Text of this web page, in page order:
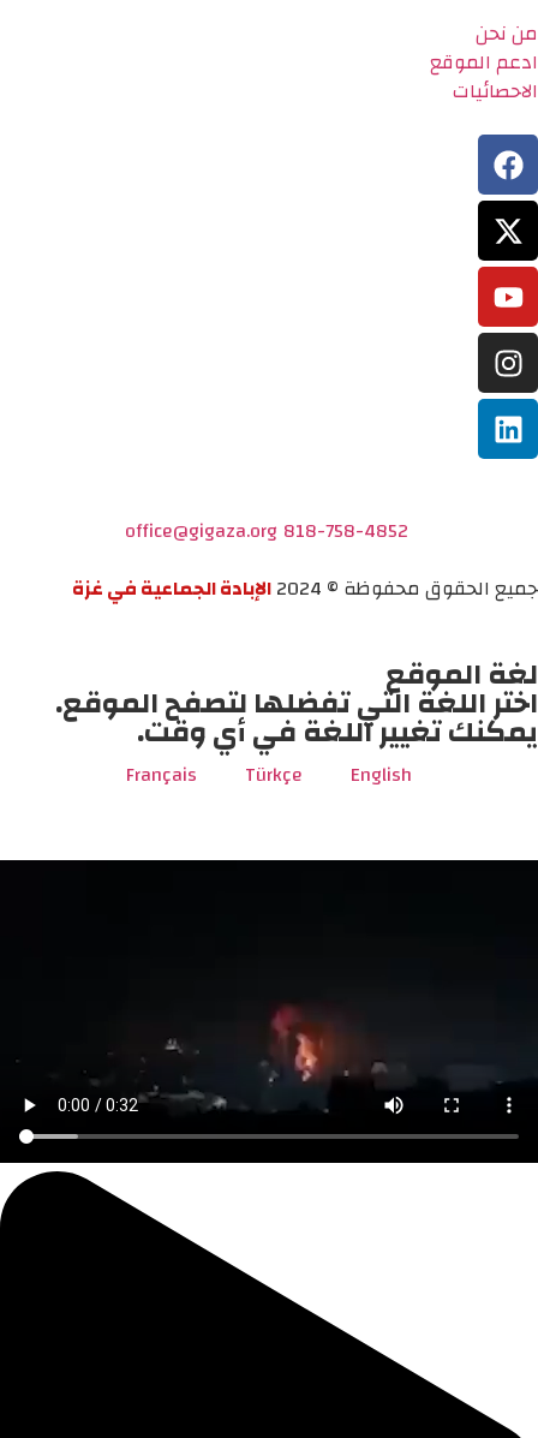
من نحن
ادعم الموقع
الاحصائيات
818-758-4852
office@gigaza.org
جميع الحقوق محفوظة © 2024
الإبادة الجماعية في غزة
لغة الموقع
اختر اللغة التي تفضلها لتصفح الموقع.
يمكنك تغيير اللغة في أي وقت.
English
Türkçe
Français